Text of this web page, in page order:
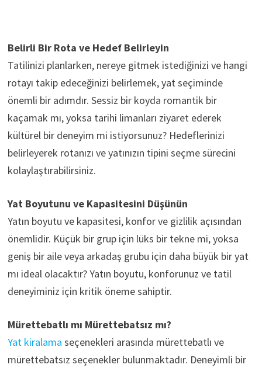
Belirli Bir Rota ve Hedef Belirleyin
Tatilinizi planlarken, nereye gitmek istediğinizi ve hangi
rotayı takip edeceğinizi belirlemek, yat seçiminde
önemli bir adımdır. Sessiz bir koyda romantik bir
kaçamak mı, yoksa tarihi limanları ziyaret ederek
kültürel bir deneyim mi istiyorsunuz? Hedeflerinizi
belirleyerek rotanızı ve yatınızın tipini seçme sürecini
kolaylaştırabilirsiniz.
Yat Boyutunu ve Kapasitesini Düşünün
Yatın boyutu ve kapasitesi, konfor ve gizlilik açısından
önemlidir. Küçük bir grup için lüks bir tekne mi, yoksa
geniş bir aile veya arkadaş grubu için daha büyük bir yat
mı ideal olacaktır? Yatın boyutu, konforunuz ve tatil
deneyiminiz için kritik öneme sahiptir.
Mürettebatlı mı Mürettebatsız mı?
Yat kiralama seçenekleri arasında mürettebatlı ve
mürettebatsız seçenekler bulunmaktadır. Deneyimli bir